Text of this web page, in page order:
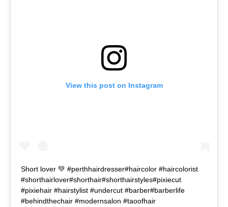
View this post on Instagram
Short lover 💚 #perthhairdresser#haircolor #haircolorist
#shorthairlover#shorthair#shorthairstyles#pixiecut
#pixiehair #hairstylist #undercut #barber#barberlife
#behindthechair #modernsalon #taoofhair